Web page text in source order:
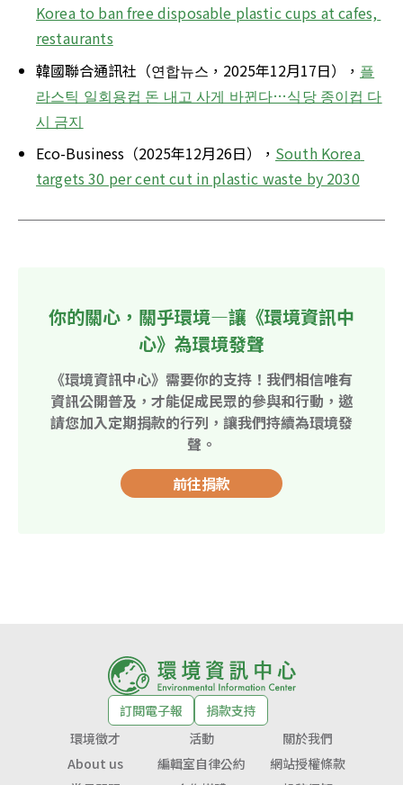
Korea to ban free disposable plastic cups at cafes,
restaurants
韓國聯合通訊社（연합뉴스，2025年12月17日）， 플
라스틱 일회용컵 돈 내고 사게 바뀐다…식당 종이컵 다
시 금지
Eco-Business（2025年12月26日）， South Korea
targets 30 per cent cut in plastic waste by 2030
你的關心，關乎環境—讓《環境資訊中
心》為環境發聲
《環境資訊中心》需要你的支持！我們相信唯有
資訊公開普及，才能促成民眾的參與和行動，邀
請您加入定期捐款的行列，讓我們持續為環境發
聲。
前往捐款
訂閱電子報
捐款支持
環境徵才
活動
關於我們
About us
編輯室自律公約
網站授權條款